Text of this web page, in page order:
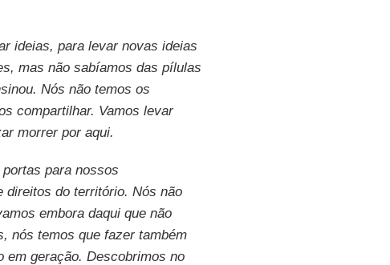
ideias, para levar novas ideias
mas não sabíamos das pílulas
Nós não temos os
compartilhar. Vamos levar
morrer por aqui.
para nossos
direitos do território. Nós não
embora daqui que não
nós temos que fazer também
em geração. Descobrimos no